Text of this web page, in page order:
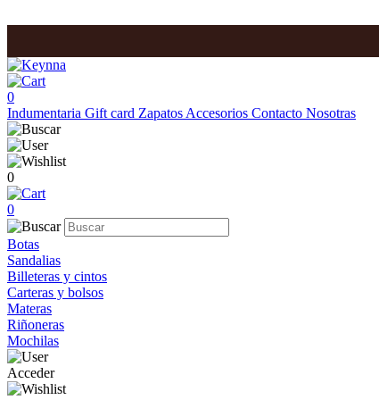
0
Indumentaria Gift card Zapatos Accesorios Contacto Nosotras
0
0
Botas
Sandalias
Billeteras y cintos
Carteras y bolsos
Materas
Riñoneras
Mochilas
Acceder